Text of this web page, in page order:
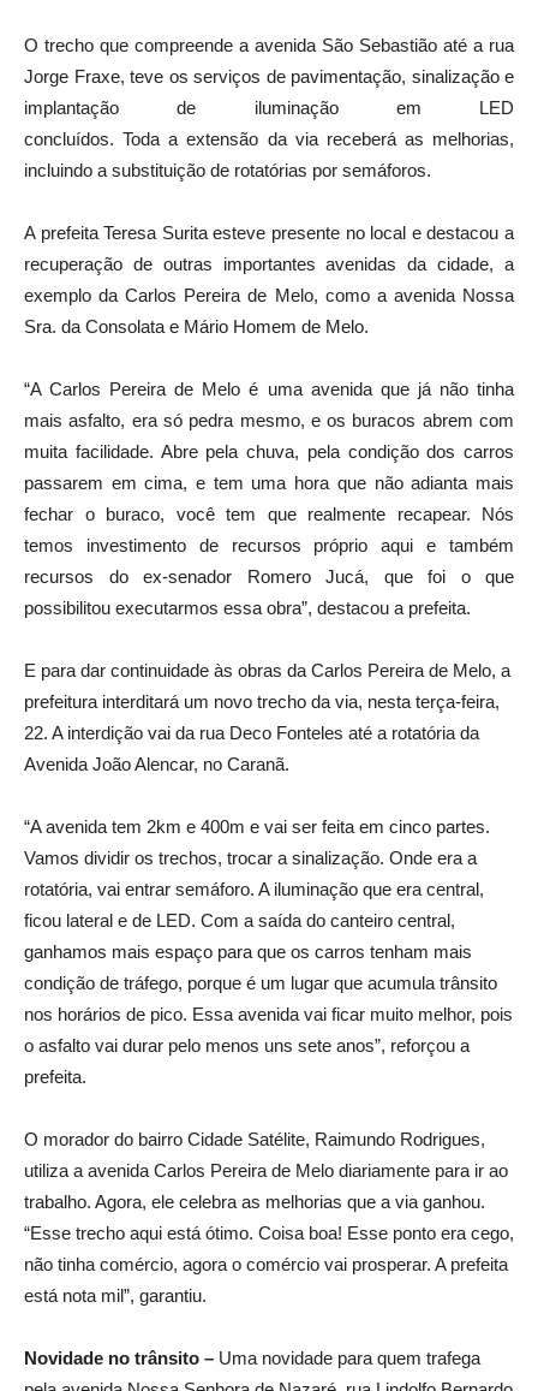
O trecho que compreende a avenida São Sebastião até a rua
Jorge Fraxe, teve os serviços de pavimentação, sinalização e
implantação de iluminação em LED
concluídos. Toda a extensão da via receberá as melhorias,
incluindo a substituição de rotatórias por semáforos.
A prefeita Teresa Surita esteve presente no local e destacou a
recuperação de outras importantes avenidas da cidade, a
exemplo da Carlos Pereira de Melo, como a avenida Nossa
Sra. da Consolata e Mário Homem de Melo.
“A Carlos Pereira de Melo é uma avenida que já não tinha
mais asfalto, era só pedra mesmo, e os buracos abrem com
muita facilidade. Abre pela chuva, pela condição dos carros
passarem em cima, e tem uma hora que não adianta mais
fechar o buraco, você tem que realmente recapear. Nós
temos investimento de recursos próprio aqui e também
recursos do ex-senador Romero Jucá, que foi o que
possibilitou executarmos essa obra”, destacou a prefeita.
E para dar continuidade às obras da Carlos Pereira de Melo, a
prefeitura interditará um novo trecho da via, nesta terça-feira,
22. A interdição vai da rua Deco Fonteles até a rotatória da
Avenida João Alencar, no Caranã.
“A avenida tem 2km e 400m e vai ser feita em cinco partes.
Vamos dividir os trechos, trocar a sinalização. Onde era a
rotatória, vai entrar semáforo. A iluminação que era central,
ficou lateral e de LED. Com a saída do canteiro central,
ganhamos mais espaço para que os carros tenham mais
condição de tráfego, porque é um lugar que acumula trânsito
nos horários de pico. Essa avenida vai ficar muito melhor, pois
o asfalto vai durar pelo menos uns sete anos”, reforçou a
prefeita.
O morador do bairro Cidade Satélite, Raimundo Rodrigues,
utiliza a avenida Carlos Pereira de Melo diariamente para ir ao
trabalho. Agora, ele celebra as melhorias que a via ganhou.
“Esse trecho aqui está ótimo. Coisa boa! Esse ponto era cego,
não tinha comércio, agora o comércio vai prosperar. A prefeita
está nota mil”, garantiu.
Novidade no trânsito – Uma novidade para quem trafega